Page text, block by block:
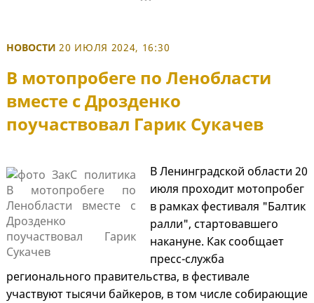
НОВОСТИ 20 ИЮЛЯ 2024, 16:30
В мотопробеге по Ленобласти
вместе с Дрозденко
поучаствовал Гарик Сукачев
В Ленинградской области 20
июля проходит мотопробег
в рамках фестиваля "Балтик
ралли", стартовавшего
накануне. Как сообщает
пресс-служба
регионального правительства, в фестивале
участвуют тысячи байкеров, в том числе собирающие